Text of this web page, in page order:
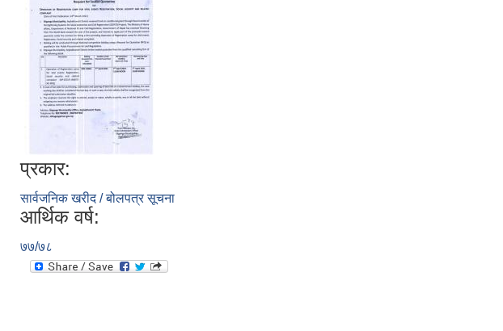
प्रकार:
सार्वजनिक खरीद / बोलपत्र सूचना
आर्थिक वर्ष:
७७/७८